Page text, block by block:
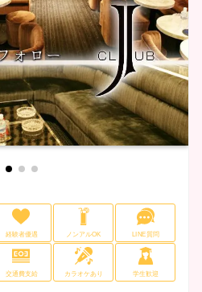
経験者優遇 ノンアルOK LINE質問
交通費支給 カラオケあり 学生歓迎